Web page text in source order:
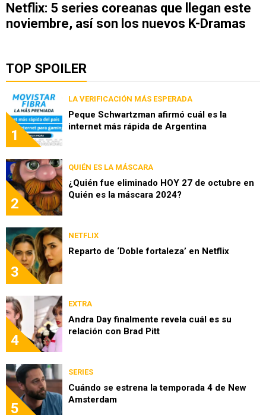
Netflix: 5 series coreanas que llegan este
noviembre, así son los nuevos K-Dramas
TOP SPOILER
1
LA VERIFICACIÓN MÁS ESPERADA
Peque Schwartzman afirmó cuál es la
internet más rápida de Argentina
2
QUIÉN ES LA MÁSCARA
¿Quién fue eliminado HOY 27 de octubre en
Quién es la máscara 2024?
3
NETFLIX
Reparto de ‘Doble fortaleza’ en Netflix
4
EXTRA
Andra Day finalmente revela cuál es su
relación con Brad Pitt
5
SERIES
Cuándo se estrena la temporada 4 de New
Amsterdam